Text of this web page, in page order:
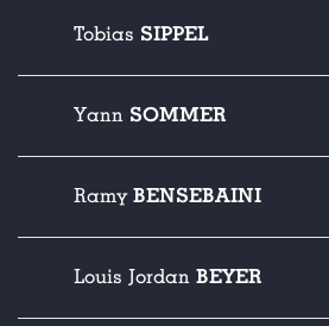
Tobias SIPPEL
Yann SOMMER
Ramy BENSEBAINI
Louis Jordan BEYER